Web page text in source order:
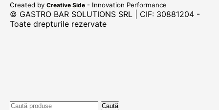
Created by Creative Side - Innovation Performance
© GASTRO BAR SOLUTIONS SRL | CIF: 30881204 -
Toate drepturile rezervate
Caută